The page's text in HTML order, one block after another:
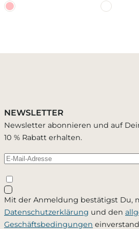
1 Artikel wurde in
Passend zu diesem
Du wirst per E-Mail
Artikel wieder verfügbar ist.
Ja, ich möchte - jederzeit
informiert werden, sobald dieses
verfügbar ist. Meine Mailadresse
NEWSLETTER
Newsletter abonnieren und auf
10 % Rabatt erhalten.
Mit der Anmeldung bestätigst Du,
Datenschutzerklärung und den
Geschäftsbedingungen